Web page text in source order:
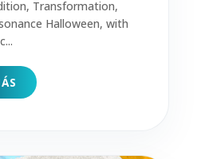
Transformation,
Halloween, with